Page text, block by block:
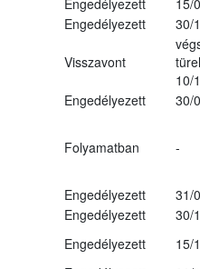
Engedélyezett
15/
Engedélyezett
30/
Visszavont
10/
Engedélyezett
30/
Folyamatban -
Engedélyezett
31/
Engedélyezett
30/
Engedélyezett
15/